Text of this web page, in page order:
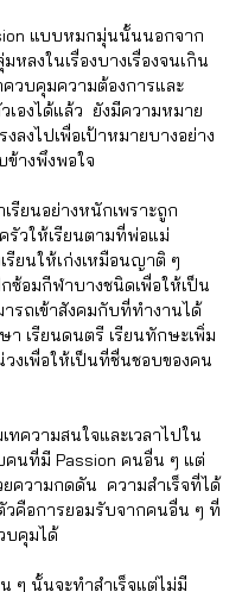
แบบหมกมุ่นนั้นนอกจาก
หลงในเรื่องบางเรื่องจนเกิน
วบคุมความต้องการและ
เองได้แล้ว  ยังมีความหมาย
ลงไปเพื่อเป้าหมายบางอย่าง
างพึงพอใจ
รียนอย่างหนักเพราะถูก
รัวให้เรียนตามที่พ่อแม่
รียนให้เก่งเหมือนญาติ ๆ
ซ้อมกีฬาบางชนิดเพื่อให้เป็น
รถเข้าสังคมกับที่ทำงานได้
า เรียนดนตรี เรียนทักษะเพิ่ม
งเพื่อให้เป็นที่ชื่นชอบของคน
ทความสนใจและเวลาไปใน
คนที่มี Passion คนอื่น ๆ แต่
ความกดดัน  ความสำเร็จที่ได้
วคือการยอมรับจากคนอื่น ๆ ที่
บคุมได้
ๆ นั้นจะทำสำเร็จแต่ไม่มี